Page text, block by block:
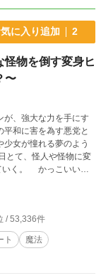
に入り追加 2
物を倒す変身ヒ
〜
こいい
。 「何
！！！」 これ
た《少年》が、勇者達
あまり、
/ 53,336件
ト
魔法